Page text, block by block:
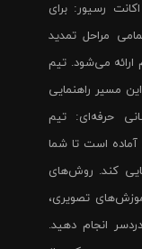
رسیور: برای
مراحل تمدید
می‌شود. تیم
مسیر راهنمایی
حرفه‌ای: تیم
است تا شما
کند. روش‌های
تصویری،
انجام دهید.